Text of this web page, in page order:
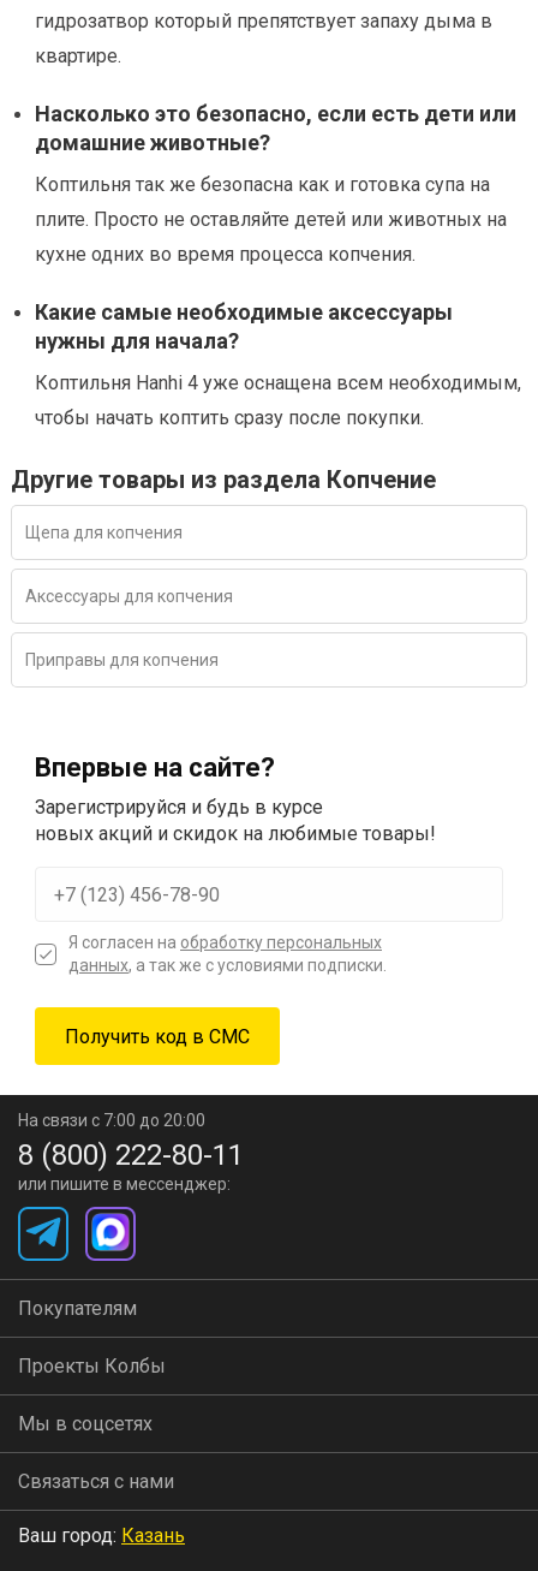
гидрозатвор который препятствует запаху дыма в
квартире.
Насколько это безопасно, если есть дети или
домашние животные?
Коптильня так же безопасна как и готовка супа на
плите. Просто не оставляйте детей или животных на
кухне одних во время процесса копчения.
Какие самые необходимые аксессуары
нужны для начала?
Коптильня Hanhi 4 уже оснащена всем необходимым,
чтобы начать коптить сразу после покупки.
Другие товары из раздела Копчение
Щепа для копчения
Аксессуары для копчения
Приправы для копчения
Впервые на сайте?
Зарегистрируйся и будь в курсе
новых акций и скидок на любимые товары!
Я согласен на обработку персональных
данных, а так же с условиями подписки.
На связи с 7:00 до 20:00
8 (800) 222-80-11
или пишите в мессенджер:
Покупателям
Проекты Колбы
Мы в соцсетях
Связаться с нами
Ваш город: Казань